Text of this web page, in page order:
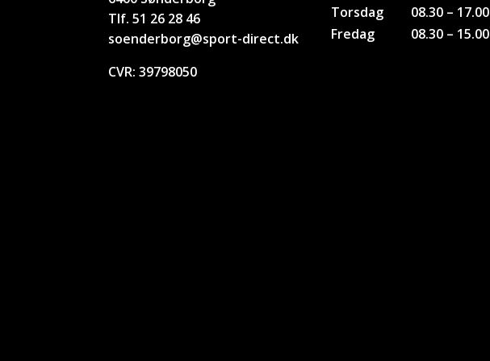
Tlf. 51 26 28 46
soenderborg@sport-direct.dk
CVR:39798050
Torsdag
08.30 – 17.00
Fredag
08.30 – 15.00